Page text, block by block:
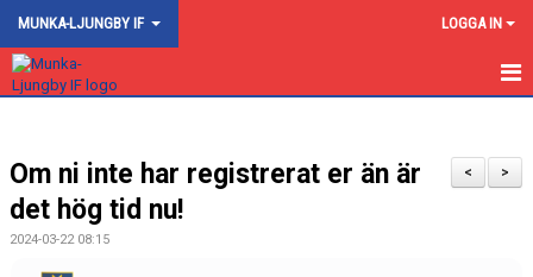
MUNKA-LJUNGBY IF LOGGA IN
NYHETER
OM KLUBBEN
KONTAKT
>
<
Om ni inte har registrerat er än är
det hög tid nu!
2024-03-22 08:15